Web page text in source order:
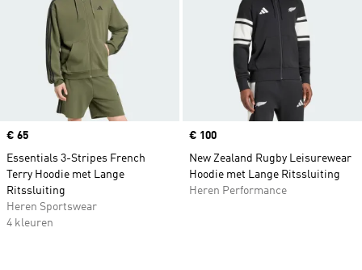
Price
€ 65
Essentials 3-Stripes French
Terry Hoodie met Lange
Ritssluiting
Heren Sportswear
4 kleuren
Price
€ 100
New Zealand Rugby Leisurewear
Hoodie met Lange Ritssluiting
Heren Performance